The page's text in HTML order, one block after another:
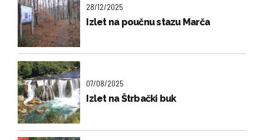
28/12/2025
Izlet na poučnu stazu Marča
07/08/2025
Izlet na Štrbački buk